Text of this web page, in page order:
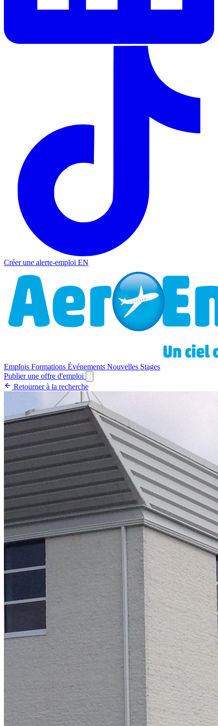
Créer une alerte-emploi EN
Emplois Formations Événements Nouvelles Stages
Publier une offre d'emploi
Retourner à la recherche